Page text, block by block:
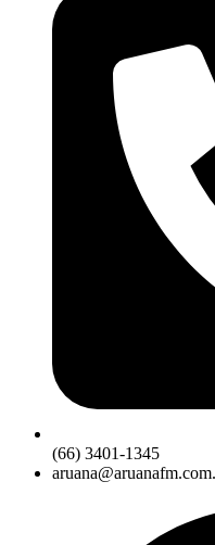
(66) 3401-1345